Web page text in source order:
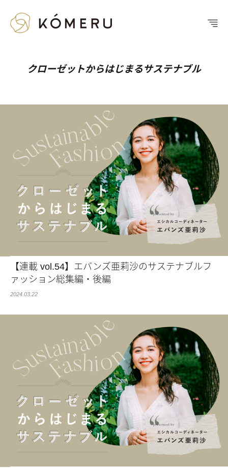
クローゼットからはじまるサステナブル
【連載 vol.54】エバンズ亜莉沙のサステナブルフ
ァッション総集編・後編
2024.03.22